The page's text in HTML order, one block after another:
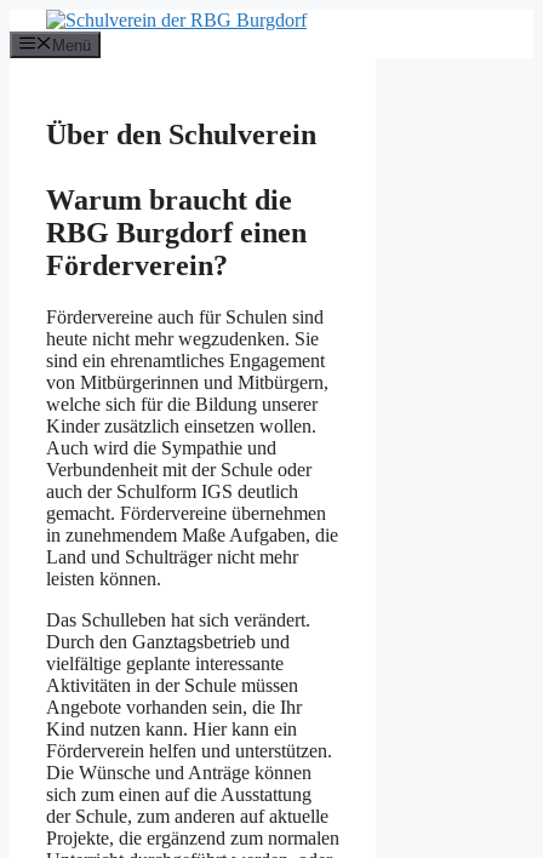
Inhalt
springen
Menü
Über den Schulverein
Warum braucht die
RBG Burgdorf einen
Förderverein?
Fördervereine auch für Schulen sind
heute nicht mehr wegzudenken. Sie
sind ein ehrenamtliches Engagement
von Mitbürgerinnen und Mitbürgern,
welche sich für die Bildung unserer
Kinder zusätzlich einsetzen wollen.
Auch wird die Sympathie und
Verbundenheit mit der Schule oder
auch der Schulform IGS deutlich
gemacht. Fördervereine übernehmen
in zunehmendem Maße Aufgaben, die
Land und Schulträger nicht mehr
leisten können.
Das Schulleben hat sich verändert.
Durch den Ganztagsbetrieb und
vielfältige geplante interessante
Aktivitäten in der Schule müssen
Angebote vorhanden sein, die Ihr
Kind nutzen kann. Hier kann ein
Förderverein helfen und unterstützen.
Die Wünsche und Anträge können
sich zum einen auf die Ausstattung
der Schule, zum anderen auf aktuelle
Projekte, die ergänzend zum normalen